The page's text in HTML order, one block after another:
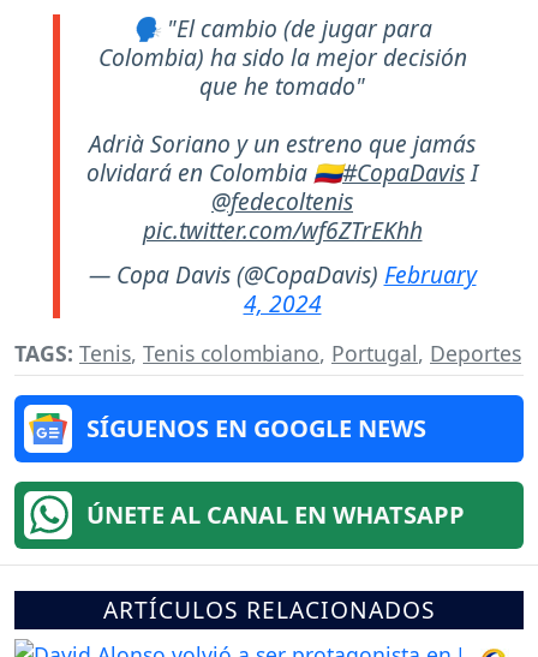
🗣️ "El cambio (de jugar para
Colombia) ha sido la mejor decisión
que he tomado"
Adrià Soriano y un estreno que jamás
olvidará en Colombia 🇨🇴#CopaDavisI
@fedecoltenis
pic.twitter.com/wf6ZTrEKhh
— Copa Davis (@CopaDavis) February
4, 2024
TAGS: Tenis, Tenis colombiano, Portugal, Deportes
SÍGUENOS EN GOOGLE NEWS
ÚNETE AL CANAL EN WHATSAPP
ARTÍCULOS RELACIONADOS